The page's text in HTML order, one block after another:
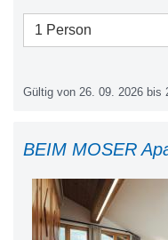
Kinderspielplatz mit
Schuhraum mit
LAN im ganzen Haus,
Ermäßigungen mit unserer
<br></
GESUNDHEIT: Belebtes
<div><br></div>
1 Person
Gültig von 26. 09. 2026 bis
BEIM MOSER